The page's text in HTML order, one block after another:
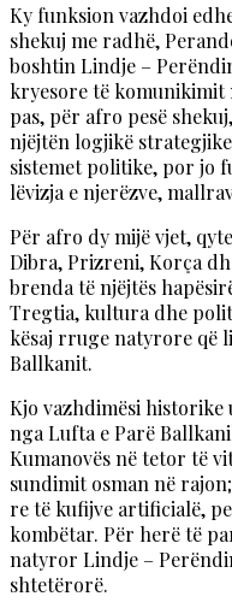
Ky funksion vazhdoi
shekuj me radhë,
boshtin Lindje –
kryesore të komunikimit
pas, për afro pesë
njëjtën logjikë
sistemet politike, por jo
lëvizja e njerëzve,
Për afro dy mijë vjet,
Dibra, Prizreni, Korça
brenda të njëjtës
Tregtia, kultura dhe
kësaj rruge natyrore që
Ballkanit.
Kjo vazhdimësi
nga Lufta e Parë
Kumanovës në tetor të
sundimit osman në
re të kufijve artificialë,
kombëtar. Për herë të
natyror Lindje –
shtetërorë.